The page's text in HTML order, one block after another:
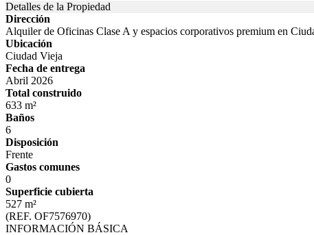
Detalles de la Propiedad
Dirección
Alquiler de Oficinas Clase A y espacios corporativos premium en
Ubicación
Ciudad Vieja
Fecha de entrega
Abril 2026
Total construido
633 m²
Baños
6
Disposición
Frente
Gastos comunes
0
Superficie cubierta
527 m²
(REF. OF7576970)
INFORMACIÓN BÁSICA